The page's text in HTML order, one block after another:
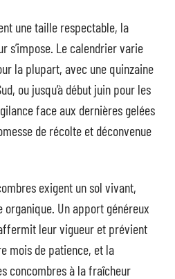
une taille respectable, la
s’impose. Le calendrier varie
la plupart, avec une quinzaine
ou jusqu’à début juin pour les
face aux dernières gelées
de récolte et déconvenue
exigent un sol vivant,
Un apport généreux
leur vigueur et prévient
mois de patience, et la
concombres à la fraîcheur